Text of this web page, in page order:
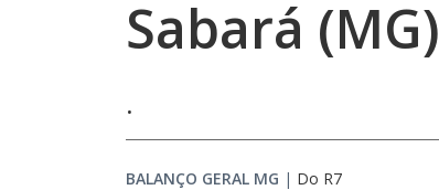
Sabará (MG)
.
BALANÇO GERAL MG | Do R7